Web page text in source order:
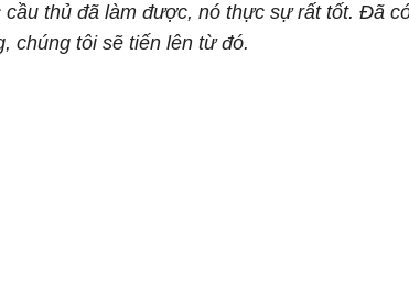
cầu thủ đã làm được, nó thực sự rất tốt. Đã
chúng tôi sẽ tiến lên từ đó.